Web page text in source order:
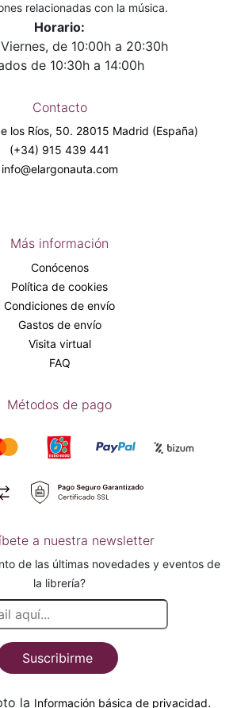
relacionadas con la música.
Horario:
de 10:00h a 20:30h
de 10:30h a 14:00h
Contacto
los Ríos, 50. 28015 Madrid (España)
(+34) 915 439 441
info@elargonauta.com
Más información
Conócenos
Política de cookies
Condiciones de envío
Gastos de envío
Visita virtual
FAQ
Métodos de pago
a nuestra newsletter
de las últimas novedades y eventos de
la librería?
Suscribirme
He leido y acepto la Información básica de privacidad.